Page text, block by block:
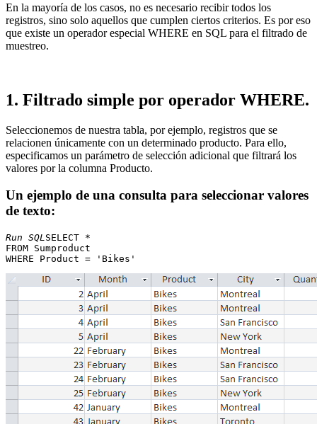
En la mayoría de los casos, no es necesario recibir todos los
registros, sino solo aquellos que cumplen ciertos criterios. Es por eso
que existe un operador especial WHERE en SQL para el filtrado de
muestreo.
1. Filtrado simple por operador WHERE.
Seleccionemos de nuestra tabla, por ejemplo, registros que se
relacionen únicamente con un determinado producto. Para ello,
especificamos un parámetro de selección adicional que filtrará los
valores por la columna Producto.
Un ejemplo de una consulta para seleccionar valores
de texto:
Run SQLSELECT *
FROM Sumproduct